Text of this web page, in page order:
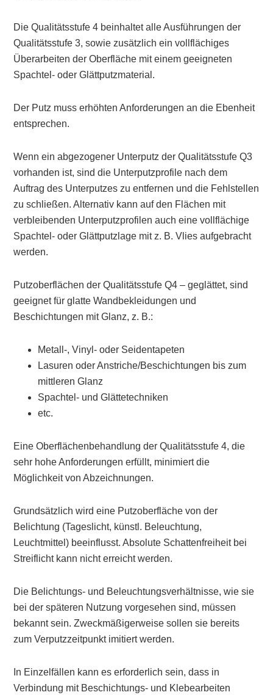
Die Qualitätsstufe 4 beinhaltet alle Ausführungen der
Qualitätsstufe 3, sowie zusätzlich ein vollflächiges
Überarbeiten der Oberfläche mit einem geeigneten
Spachtel- oder Glättputzmaterial.
Der Putz muss erhöhten Anforderungen an die Ebenheit
entsprechen.
Wenn ein abgezogener Unterputz der Qualitätsstufe Q3
vorhanden ist, sind die Unterputzprofile nach dem
Auftrag des Unterputzes zu entfernen und die Fehlstellen
zu schließen. Alternativ kann auf den Flächen mit
verbleibenden Unterputzprofilen auch eine vollflächige
Spachtel- oder Glättputzlage mit z. B. Vlies aufgebracht
werden.
Putzoberflächen der Qualitätsstufe Q4 – geglättet, sind
geeignet für glatte Wandbekleidungen und
Beschichtungen mit Glanz, z. B.:
Metall-, Vinyl- oder Seidentapeten
Lasuren oder Anstriche/Beschichtungen bis zum
mittleren Glanz
Spachtel- und Glättetechniken
etc.
Eine Oberflächenbehandlung der Qualitätsstufe 4, die
sehr hohe Anforderungen erfüllt, minimiert die
Möglichkeit von Abzeichnungen.
Grundsätzlich wird eine Putzoberfläche von der
Belichtung (Tageslicht, künstl. Beleuchtung,
Leuchtmittel) beeinflusst. Absolute Schattenfreiheit bei
Streiflicht kann nicht erreicht werden.
Die Belichtungs- und Beleuchtungsverhältnisse, wie sie
bei der späteren Nutzung vorgesehen sind, müssen
bekannt sein. Zweckmäßigerweise sollen sie bereits
zum Verputzzeitpunkt imitiert werden.
In Einzelfällen kann es erforderlich sein, dass in
Verbindung mit Beschichtungs- und Klebearbeiten